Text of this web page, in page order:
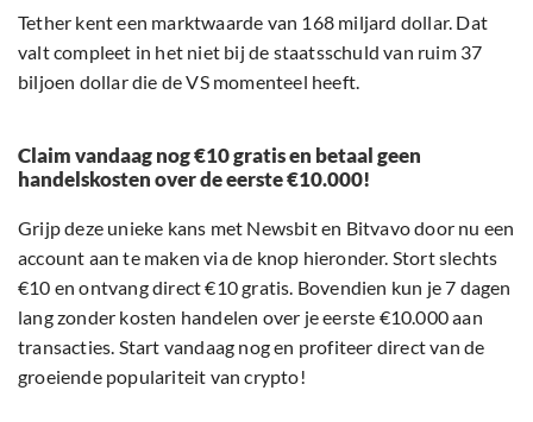
Tether kent een marktwaarde van 168 miljard dollar. Dat
valt compleet in het niet bij de staatsschuld van ruim 37
biljoen dollar die de VS momenteel heeft.
Claim vandaag nog €10 gratis en betaal geen
handelskosten over de eerste €10.000!
Grijp deze unieke kans met Newsbit en Bitvavo door nu een
account aan te maken via de knop hieronder. Stort slechts
€10 en ontvang direct €10 gratis. Bovendien kun je 7 dagen
lang zonder kosten handelen over je eerste €10.000 aan
transacties. Start vandaag nog en profiteer direct van de
groeiende populariteit van crypto!